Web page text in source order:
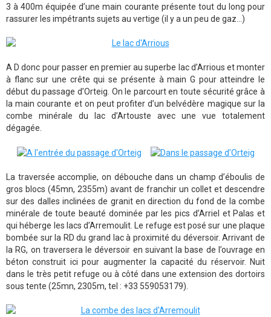
3 à 400m équipée d’une main courante présente tout du long pour
rassurer les impétrants sujets au vertige (il y a un peu de gaz...)
A D donc pour passer en premier au superbe lac d’Arrious et monter
à flanc sur une crête qui se présente à main G pour atteindre le
début du passage d’Orteig. On le parcourt en toute sécurité grâce à
la main courante et on peut profiter d’un belvédère magique sur la
combe minérale du lac d’Artouste avec une vue totalement
dégagée.
La traversée accomplie, on débouche dans un champ d’éboulis de
gros blocs (45mn, 2355m) avant de franchir un collet et descendre
sur des dalles inclinées de granit en direction du fond de la combe
minérale de toute beauté dominée par les pics d’Arriel et Palas et
qui héberge les lacs d’Arremoulit. Le refuge est posé sur une plaque
bombée sur la RD du grand lac à proximité du déversoir. Arrivant de
la RG, on traversera le déversoir en suivant la base de l’ouvrage en
béton construit ici pour augmenter la capacité du réservoir. Nuit
dans le très petit refuge ou à côté dans une extension des dortoirs
sous tente (25mn, 2305m, tel : +33 559053179).